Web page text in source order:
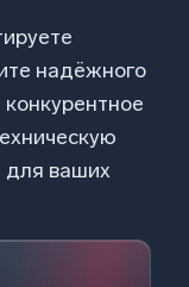
надёжного
для ваших